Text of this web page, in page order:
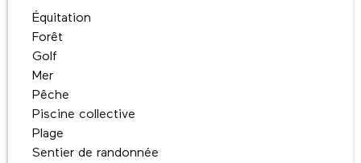
Équitation
Forêt
Golf
Mer
Pêche
Piscine collective
Plage
Sentier de randonnée